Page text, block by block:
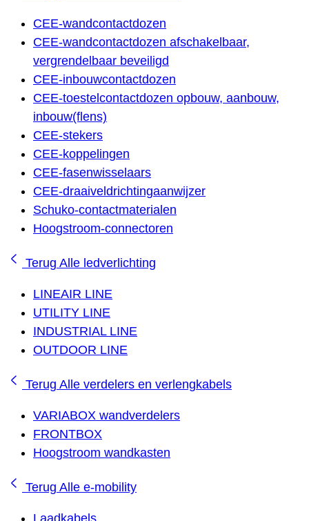
CEE-wandcontactdozen
CEE-wandcontactdozen afschakelbaar,
vergrendelbaar beveiligd
CEE-inbouwcontactdozen
CEE-toestelcontactdozen opbouw, aanbouw,
inbouw(flens)
CEE-stekers
CEE-koppelingen
CEE-fasenwisselaars
CEE-draaiveldrichtingaanwijzer
Schuko-contactmaterialen
Hoogstroom-connectoren
Terug Alle ledverlichting
LINEAIR LINE
UTILITY LINE
INDUSTRIAL LINE
OUTDOOR LINE
Terug Alle verdelers en verlengkabels
VARIABOX wandverdelers
FRONTBOX
Hoogstroom wandkasten
Terug Alle e-mobility
Laadkabels